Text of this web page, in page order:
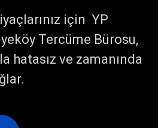
için YP
Tercüme Bürosu,
hatasız ve zamanında